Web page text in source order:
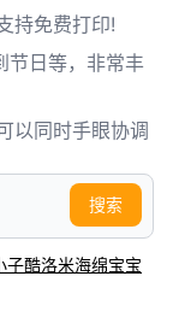
持免费打印!
节日等，非常丰
以同时手眼协调
搜索
子酷洛米海绵宝宝